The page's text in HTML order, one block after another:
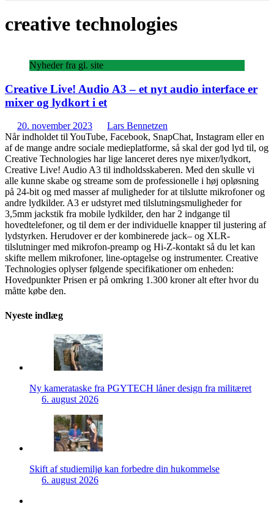
creative technologies
Nyheder fra gl. site
Creative Live! Audio A3 – et nyt audio interface er
mixer og lydkort i et
20. november 2023
Lars Bennetzen
Når indholdet til YouTube, Facebook, SnapChat, Instagram eller en
af de mange andre sociale medieplatforme, så skal der god lyd til, og
Creative Technologies har lige lanceret deres nye mixer/lydkort,
Creative Live! Audio A3 til indholdsskaberen. Med den skulle vi
alle kunne skabe og streame som de professionelle i høj opløsning
på 24-bit og med masser af muligheder for at tilslutte mikrofoner og
andre lydkilder. A3 er udstyret med tilslutningsmuligheder for
3,5mm jackstik fra mobile lydkilder, den har 2 indgange til
hovedtelefoner, og til dem er der individuelle knapper til justering af
lydstyrken. Herudover er der kombinerede jack– og XLR-
tilslutninger med mikrofon-preamp og Hi-Z-kontakt så du let kan
skifte mellem mikrofoner, line-optagelse og instrumenter. Creative
Technologies oplyser følgende specifikationer om enheden:
Hovedpunkter Prisen er på omkring 1.300 kroner alt efter hvor du
måtte købe den.
Nyeste indlæg
Ny kamerataske fra PGYTECH låner design fra militæret
6. august 2026
Skift af studiemiljø kan forbedre din hukommelse
6. august 2026